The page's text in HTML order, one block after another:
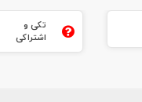
تکی و
اشتراکی